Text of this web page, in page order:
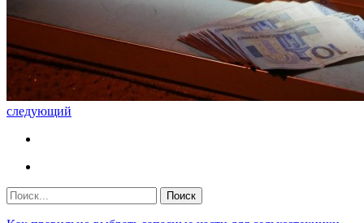
следующий